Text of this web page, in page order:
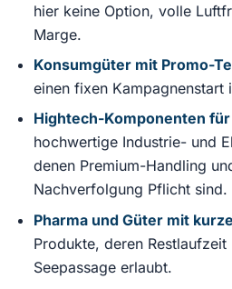
hier keine Option, volle
Marge.
Konsumgüter mit Promo-
einen fixen Kampagnenstart
Hightech-Komponenten für
hochwertige Industrie- und
denen Premium-Handling
Nachverfolgung Pflicht sind.
Pharma und Güter mit
Produkte, deren Restlaufzeit
Seepassage erlaubt.